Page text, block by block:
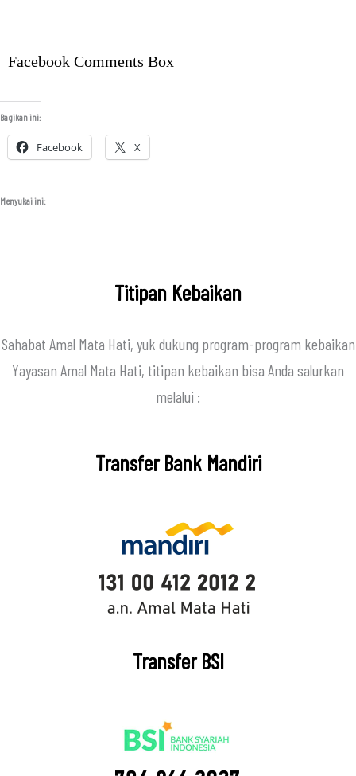
Facebook Comments Box
Bagikan ini:
Facebook X
Menyukai ini:
Titipan Kebaikan
Sahabat Amal Mata Hati, yuk dukung program-program kebaikan
Yayasan Amal Mata Hati, titipan kebaikan bisa Anda salurkan
melalui :
Transfer Bank Mandiri
Transfer BSI